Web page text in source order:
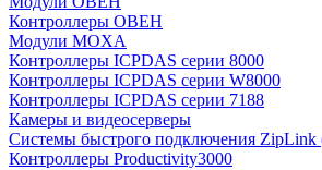
Контроллеры ОВЕН
Модули MOXA
Контроллеры ICPDAS серии 8000
Контроллеры ICPDAS серии W8000
Контроллеры ICPDAS серии 7188
Камеры и видеосерверы
Системы быстрого подключения
Контроллеры Productivity3000